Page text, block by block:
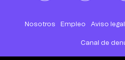
Nosotros Empleo Aviso legal
Canal de